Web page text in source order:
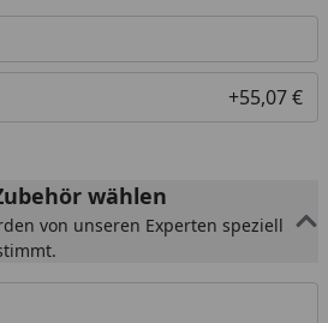
+55,07 €
wählen
von unseren Experten speziell